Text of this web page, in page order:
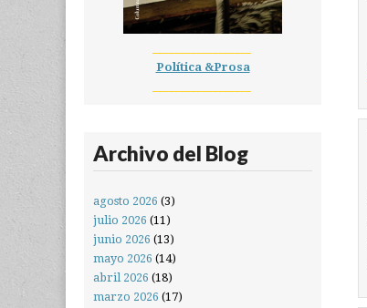
Política &Prosa
Archivo del Blog
agosto 2026 (3)
julio 2026 (11)
junio 2026 (13)
mayo 2026 (14)
abril 2026 (18)
marzo 2026 (17)